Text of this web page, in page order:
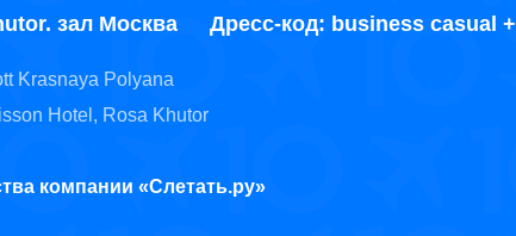
зал Москва
компании «Слетать.ру»
Krasnaya Polyana
Hotel, Rosa Khutor
Дресс-код: business casual